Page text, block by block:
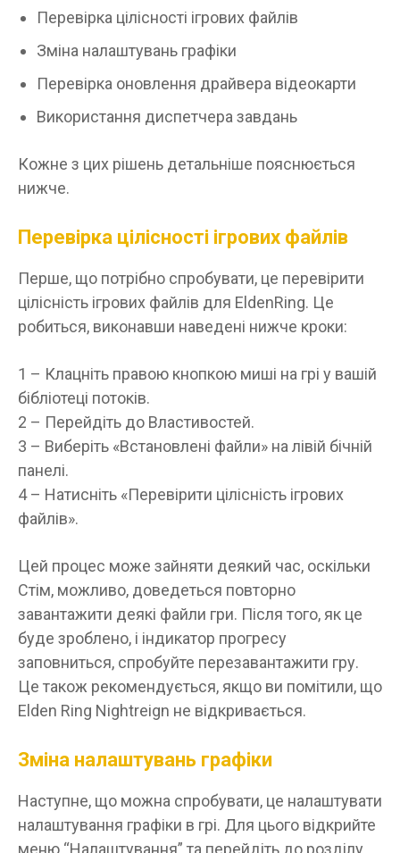
Перевірка цілісності ігрових файлів
Зміна налаштувань графіки
Перевірка оновлення драйвера відеокарти
Використання диспетчера завдань
Кожне з цих рішень детальніше пояснюється
нижче.
Перевірка цілісності ігрових файлів
Перше, що потрібно спробувати, це перевірити
цілісність ігрових файлів для EldenRing. Це
робиться, виконавши наведені нижче кроки:
1 – Клацніть правою кнопкою миші на грі у вашій
бібліотеці потоків.
2 – Перейдіть до Властивостей.
3 – Виберіть «Встановлені файли» на лівій бічній
панелі.
4 – Натисніть «Перевірити цілісність ігрових
файлів».
Цей процес може зайняти деякий час, оскільки
Стім, можливо, доведеться повторно
завантажити деякі файли гри. Після того, як це
буде зроблено, і індикатор прогресу
заповниться, спробуйте перезавантажити гру.
Це також рекомендується, якщо ви помітили, що
Elden Ring Nightreign не відкривається.
Зміна налаштувань графіки
Наступне, що можна спробувати, це налаштувати
налаштування графіки в грі. Для цього відкрийте
меню “Налаштування” та перейдіть до розділу